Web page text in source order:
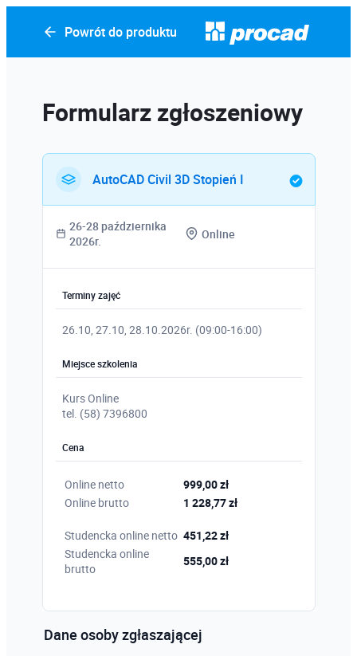
Powrót do produktu
Formularz zgłoszeniowy
AutoCAD Civil 3D Stopień I
26-28 października
2026r.
Online
Terminy zajęć
26.10, 27.10, 28.10.2026r. (09:00-16:00)
Miejsce szkolenia
Kurs Online
tel. (58) 7396800
Cena
Online netto
999,00 zł
Online brutto
1 228,77 zł
Studencka online netto 451,22 zł
Studencka online
brutto
555,00 zł
Dane osoby zgłaszającej